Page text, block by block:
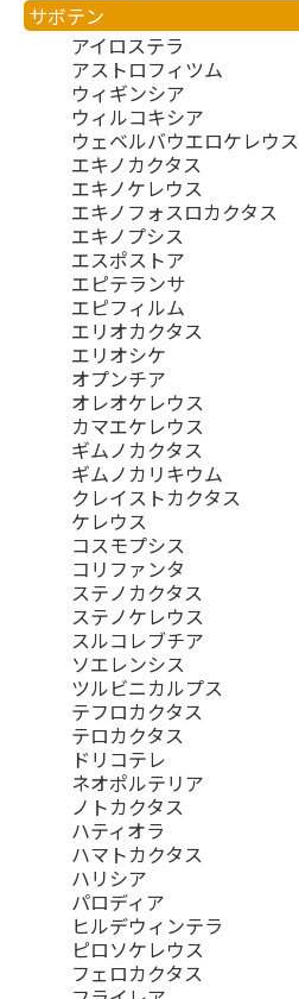
サボテン
アイロステラ
アストロフィツム
ウィギンシア
ウィルコキシア
ウェベルバウエロケレウス
エキノカクタス
エキノケレウス
エキノフォスロカクタス
エキノプシス
エスポストア
エピテランサ
エピフィルム
エリオカクタス
エリオシケ
オプンチア
オレオケレウス
カマエケレウス
ギムノカクタス
ギムノカリキウム
クレイストカクタス
ケレウス
コスモプシス
コリファンタ
ステノカクタス
ステノケレウス
スルコレブチア
ソエレンシス
ツルビニカルプス
テフロカクタス
テロカクタス
ドリコテレ
ネオポルテリア
ノトカクタス
ハティオラ
ハマトカクタス
ハリシア
パロディア
ヒルデウィンテラ
ピロソケレウス
フェロカクタス